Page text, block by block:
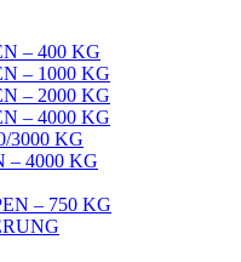
– 400 KG
– 1000 KG
– 2000 KG
– 4000 KG
3000 KG
– 4000 KG
– 750 KG